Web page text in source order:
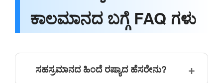
ಕಾಲಮಾನದ ಬಗ್ಗೆ FAQ ಗಳು
ಸಹಸ್ರಮಾನದ ಹಿಂದೆ ರಷ್ಯಾದ ಹೆಸರೇನು?